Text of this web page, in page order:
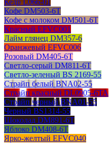
Кофе DM503-6T
Кофе с молоком DM501-6T
Красный EFVC001
Лайм глянец DM357-6
Оранжевый EFVC006
Розовый DM405-6T
Светло-серый DM811-6T
Светло-зеленый BS 2169-55
Страйп белый BNA02-55
Страйп красный DL0905-6TA
Страйп черный BNA01-55
Черный BS1314-55
Шоколад DM891-6T
Яблоко DM408-6T
Ярко-желтый EFVC040